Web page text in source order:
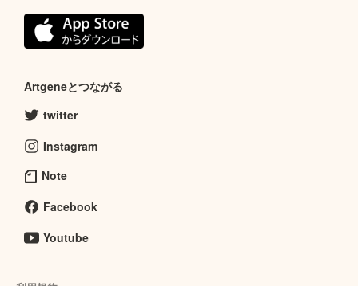
Artgeneとつながる
twitter
Instagram
Note
Facebook
Youtube